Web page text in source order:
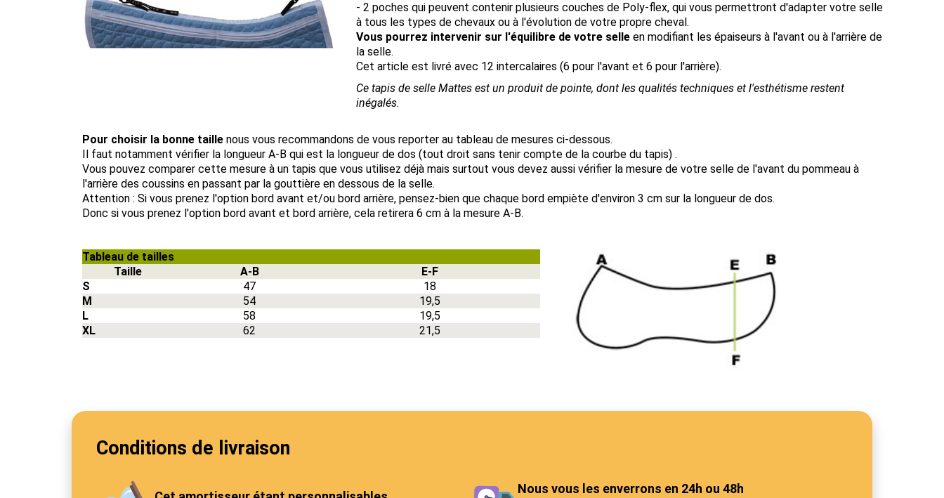
- 2 poches qui peuvent contenir plusieurs couches de Poly-flex, qui vous permettront d'adapter votre selle
à tous les types de chevaux ou à l'évolution de votre propre cheval.
Vous pourrez intervenir sur l'équilibre de votre selle en modifiant les épaiseurs à l'avant ou à l'arrière de
la selle.
Cet article est livré avec 12 intercalaires (6 pour l'avant et 6 pour l'arrière).
Ce tapis de selle Mattes est un produit de pointe, dont les qualités techniques et l'esthétisme restent
inégalés.
Pour choisir la bonne taille nous vous recommandons de vous reporter au tableau de mesures ci-dessous.
Il faut notamment vérifier la longueur A-B qui est la longueur de dos (tout droit sans tenir compte de la courbe du tapis) .
Vous pouvez comparer cette mesure à un tapis que vous utilisez déjà mais surtout vous devez aussi vérifier la mesure de votre selle de l'avant du pommeau à
l'arrière des coussins en passant par la gouttière en dessous de la selle.
Attention : Si vous prenez l'option bord avant et/ou bord arrière, pensez-bien que chaque bord empiète d'environ 3 cm sur la longueur de dos.
Donc si vous prenez l'option bord avant et bord arrière, cela retirera 6 cm à la mesure A-B.
Tableau de tailles
Taille
A-B
E-F
S
47
18
M
54
19,5
L
58
19,5
XL
62 21,5
Conditions de livraison
Nous vous les enverrons en 24h ou 48h